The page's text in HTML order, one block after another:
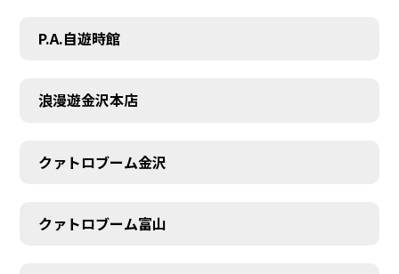
P.A.自遊時館
浪漫遊金沢本店
クァトロブーム金沢
クァトロブーム富山